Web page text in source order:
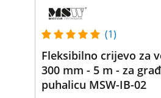
(1)
Fleksibilno crijevo za
300 mm - 5 m - za
puhalicu MSW-IB-02